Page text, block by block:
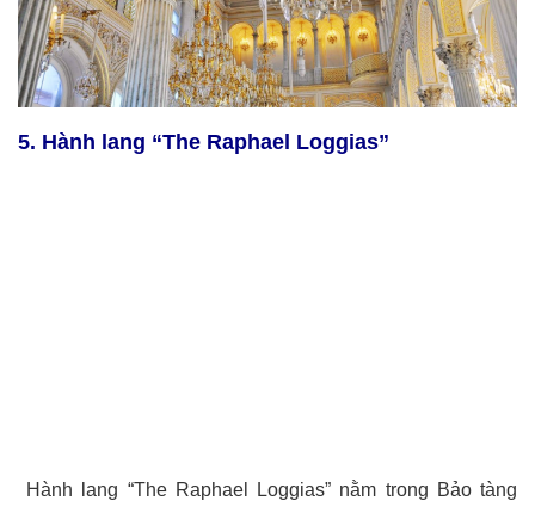
5. Hành lang “The Raphael Loggias”
Hành lang “The Raphael Loggias” nằm trong Bảo tàng